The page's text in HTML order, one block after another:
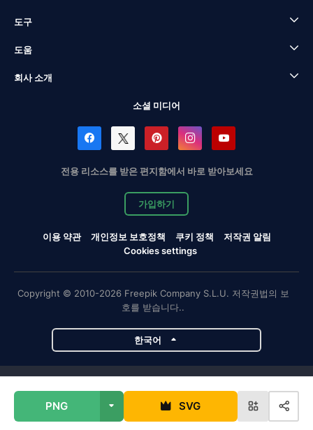
PNG SVG
도구
도움
회사 소개
소셜 미디어
전용 리소스를 받은 편지함에서 바로 받아보세요
가입하기
이용 약관 개인정보 보호정책 쿠키 정책
저작권 알림
Cookies settings
Copyright © 2010-2026 Freepik Company S.L.U. 저작권법의 보
호를 받습니다..
한국어